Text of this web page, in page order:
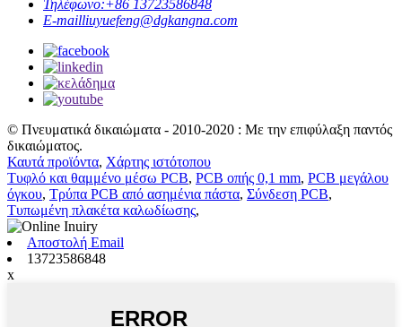
Τηλέφωνο:+86 13723586848
E-mailliuyuefeng@dgkangna.com
© Πνευματικά δικαιώματα - 2010-2020 : Με την επιφύλαξη παντός
δικαιώματος.
Καυτά προϊόντα, Χάρτης ιστότοπου
Τυφλό και θαμμένο μέσω PCB, PCB οπής 0,1 mm, PCB μεγάλου
όγκου, Τρύπα PCB από ασημένια πάστα, Σύνδεση PCB,
Τυπωμένη πλακέτα καλωδίωσης,
Αποστολή Email
13723586848
x